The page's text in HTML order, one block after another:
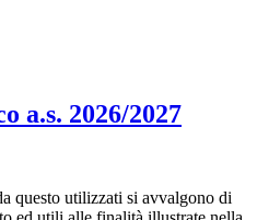
a.s. 2026/2027
questo utilizzati si avvalgono di